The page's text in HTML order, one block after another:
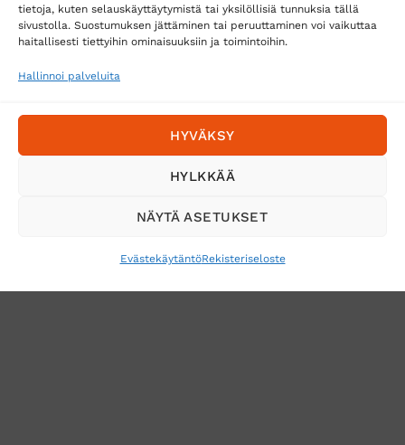
tietoja, kuten selauskäyttäytymistä tai yksilöllisiä tunnuksia tällä
sivustolla. Suostumuksen jättäminen tai peruuttaminen voi vaikuttaa
haitallisesti tiettyihin ominaisuuksiin ja toimintoihin.
Hallinnoi palveluita
HYVÄKSY
HYLKKÄÄ
NÄYTÄ ASETUKSET
EvästekäytäntöRekisteriseloste
Toimitustavat
Posti
Matkahuolto
Tilaa uutiskirje ja saat erikoisalennuksia